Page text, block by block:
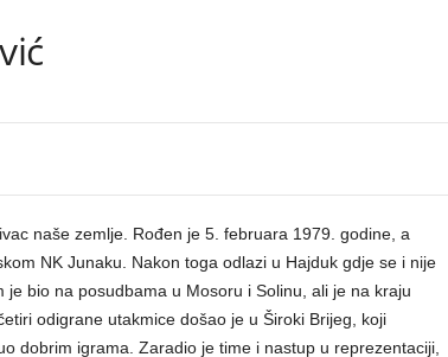
naše zemlje. Rođen je 5. februara 1979. godine, a
NK Junaku. Nakon toga odlazi u Hajduk gdje se i nije
bio na posudbama u Mosoru i Solinu, ali je na kraju
odigrane utakmice došao je u Široki Brijeg, koji
dobrim igrama. Zaradio je time i nastup u reprezentaciji,